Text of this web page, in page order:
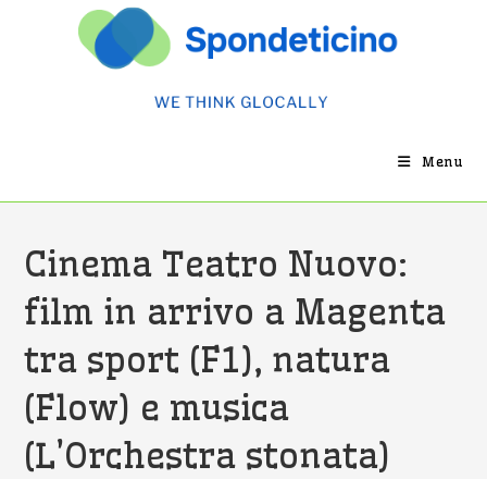
Menu
Cinema Teatro Nuovo:
film in arrivo a Magenta
tra sport (F1), natura
(Flow) e musica
(L’Orchestra stonata)